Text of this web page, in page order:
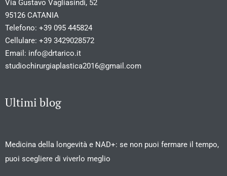
Via Gustavo Vagliasindi, 52
95126 CATANIA
Telefono: +39 095 445824
Cellulare: +39 3429028572
Email: info@drtarico.it
studiochirurgiaplastica2016@gmail.com
Ultimi blog
Medicina della longevità e NAD+: se non puoi fermare il tempo,
puoi scegliere di viverlo meglio